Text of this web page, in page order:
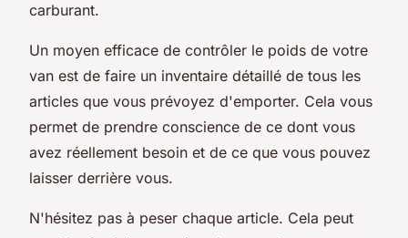
carburant.
Un moyen efficace de contrôler le poids de votre
van est de faire un inventaire détaillé de tous les
articles que vous prévoyez d'emporter. Cela vous
permet de prendre conscience de ce dont vous
avez réellement besoin et de ce que vous pouvez
laisser derrière vous.
N'hésitez pas à peser chaque article. Cela peut